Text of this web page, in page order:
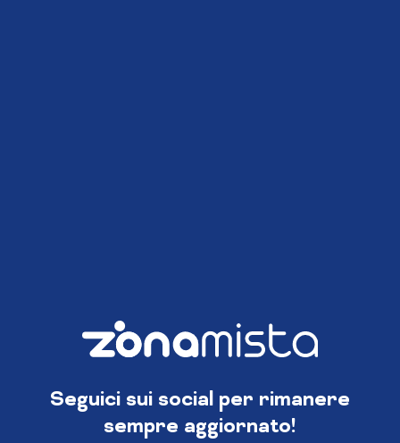
Seguici sui social per rimanere
sempre aggiornato!